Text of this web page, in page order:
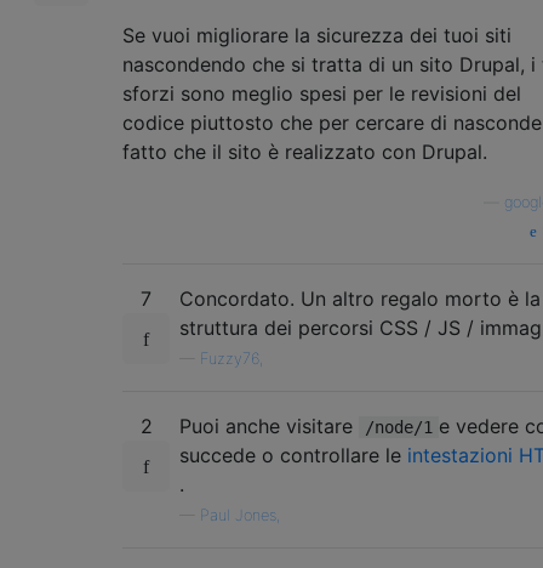
Se vuoi migliorare la sicurezza dei tuoi siti
nascondendo che si tratta di un sito Drupal, i
sforzi sono meglio spesi per le revisioni del
codice piuttosto che per cercare di
fatto che il sito è realizzato con Drupal.
7
Concordato. Un altro regalo morto è la
struttura dei percorsi CSS / JS /
Fuzzy76,
2 Puoi anche visitare /node/1 e vedere
succede o controllare le intestazioni
.
Paul Jones,